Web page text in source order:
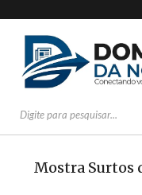
Mostra Surtos